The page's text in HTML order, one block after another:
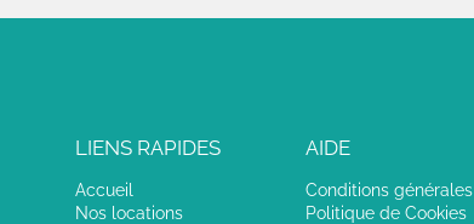
LIENS RAPIDES
Accueil
Nos locations
AIDE
Conditions générales
Politique de Cookies